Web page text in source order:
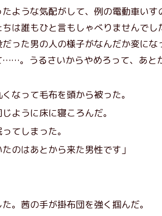
たような気配がして、例の電動車い
は誰もひと言もしゃべりませんで
った男の人の様子がなんだか変に
……。うるさいからやめろって、あ
なって毛布を頭から被った。
ように床に寝ころんだ。
てしまった。
のはあとから来た男性です」
。茜の手が掛布団を強く掴んだ。